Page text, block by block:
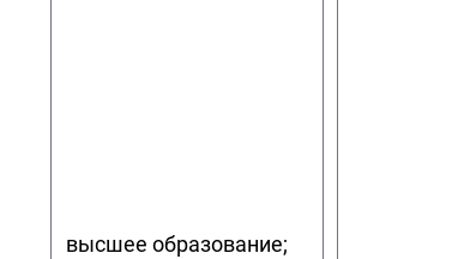
высшее образование;